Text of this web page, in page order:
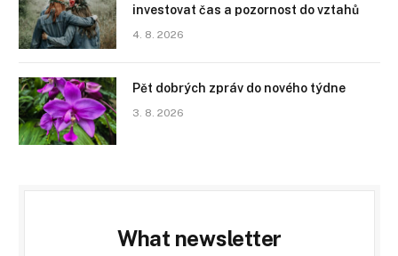
investovat čas a pozornost do vztahů
4. 8. 2026
Pět dobrých zpráv do nového týdne
3. 8. 2026
What newsletter